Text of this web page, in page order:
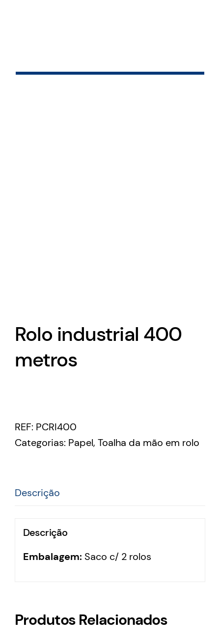
Rolo industrial 400
metros
REF: PCRI400
Categorias: Papel, Toalha da mão em rolo
Descrição
Descrição
Embalagem: Saco c/ 2 rolos
Produtos Relacionados